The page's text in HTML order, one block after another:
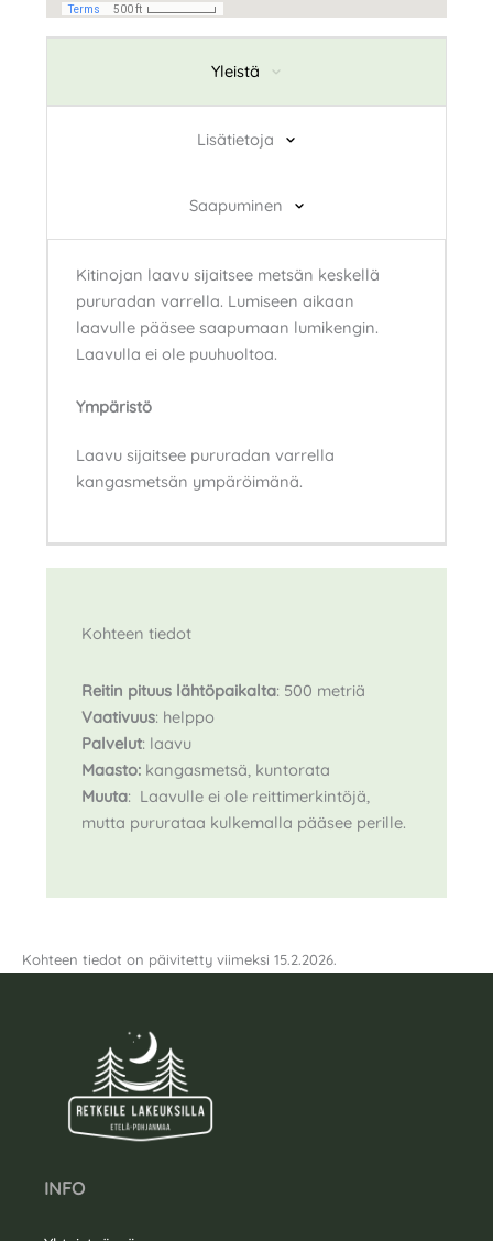
Yleistä
Lisätietoja
Saapuminen
Kitinojan laavu sijaitsee metsän keskellä
pururadan varrella. Lumiseen aikaan
laavulle pääsee saapumaan lumikengin.
Laavulla ei ole puuhuoltoa.
Ympäristö
Laavu sijaitsee pururadan varrella
kangasmetsän ympäröimänä.
Kohteen tiedot
Reitin pituus lähtöpaikalta: 500 metriä
Vaativuus: helppo
Palvelut: laavu
Maasto:kangasmetsä, kuntorata
Muuta: Laavulle ei ole reittimerkintöjä,
mutta pururataa kulkemalla pääsee perille.
Kohteen tiedot on päivitetty viimeksi 15.2.2026.
INFO